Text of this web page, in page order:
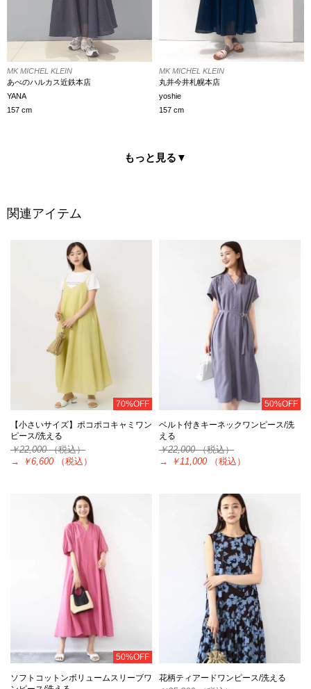
MK MICHEL KLEIN
あべのハルカス近鉄本店
YANA
157 cm
MK MICHEL KLEIN
丸井今井札幌本店
yoshie
157 cm
もっと見る ▼
関連アイテム
70%OFF
【小さいサイズ】ポコポコキャミワン
ピース/洗える
￥22,000（税込）
→
￥6,600 （税込）
50%OFF
ベルト付きキーネックワンピース/洗
える
￥22,000（税込）
→
￥11,000 （税込）
50%OFF
ソフトコットンボリュームスリーブワ
花柄ティアードワンピース/洗える